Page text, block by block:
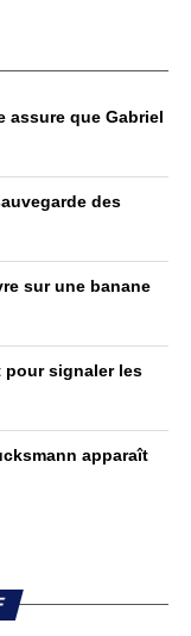
assure que Gabriel
des
sur une banane
pour signaler les
apparaît